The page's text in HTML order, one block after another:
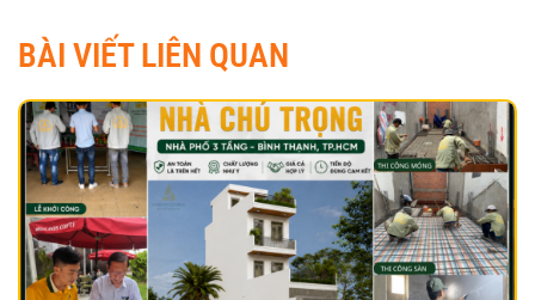
BÀI VIẾT LIÊN QUAN